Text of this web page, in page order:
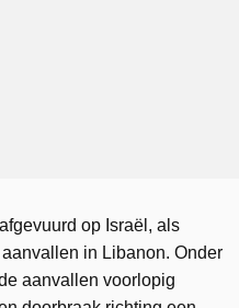
op Israël, als
in Libanon. Onder
aanvallen voorlopig